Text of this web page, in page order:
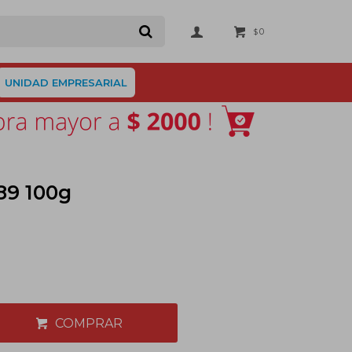
UNIDAD EMPRESARIAL
$0
100g
COMPRAR